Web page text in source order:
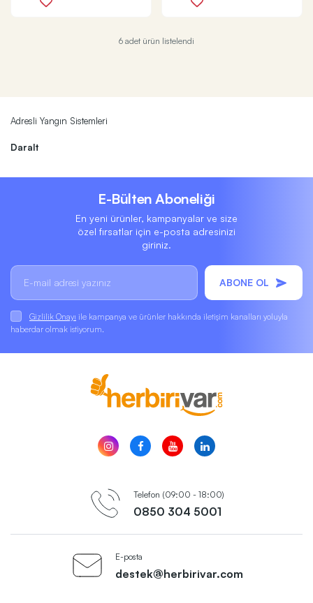
6 adet ürün listelendi
Adresli Yangın Sistemleri
Daralt
E-Bülten Aboneliği
En yeni ürünler, kampanyalar ve size
özel fırsatlar için e-posta adresinizi
giriniz.
ABONE OL
Gizlilik Onayı ile kampanya ve ürünler hakkında iletişim kanalları yoluyla
haberdar olmak istiyorum.
Telefon (09:00 - 18:00)
0850 304 5001
E-posta
destek@herbirivar.com